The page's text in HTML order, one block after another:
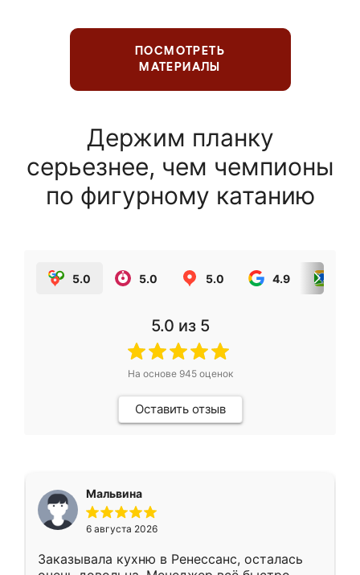
ПОСМОТРЕТЬ
МАТЕРИАЛЫ
Держим планку
серьезнее, чем чемпионы
по фигурному катанию
5.0 5.0 5.0 4.9
5.0 из 5
На основе 945оценок
Оставить отзыв
Мальвина
6 августа 2026
Заказывала кухню в Ренессанс, осталась